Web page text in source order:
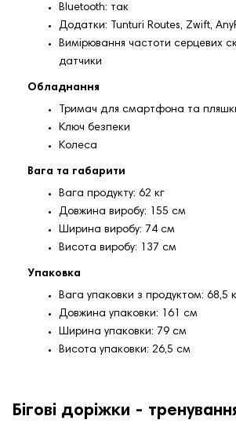
Bluetooth: так
Додатки: Tunturi Routes, Zwift,
Вимірювання частоти серцевих
датчики
Обладнання
Тримач для смартфона та
Ключ безпеки
Колеса
Вага та габарити
Вага продукту: 62 кг
Довжина виробу: 155 см
Ширина виробу: 74 см
Висота виробу: 137 см
Упаковка
Вага упаковки з продуктом: 68,5
Довжина упаковки: 161 см
Ширина упаковки: 79 см
Висота упаковки: 26,5 см
Бігові доріжки -